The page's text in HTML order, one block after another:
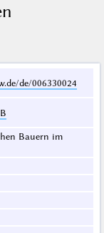
de/006330024
Bauern im